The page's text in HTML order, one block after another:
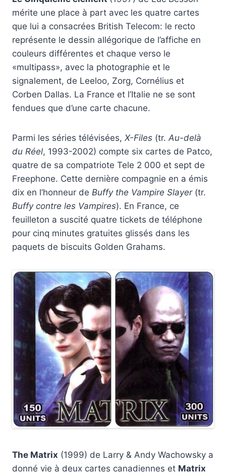
mérite une place à part avec les quatre cartes
que lui a consacrées British Telecom: le recto
représente le dessin allégorique de l’affiche en
couleurs différentes et chaque verso le
«multipass», avec la photographie et le
signalement, de Leeloo, Zorg, Cornélius et
Corben Dallas. La France et l’Italie ne se sont
fendues que d’une carte chacune.
Parmi les séries télévisées, X-Files (tr. Au-delà
du Réel, 1993-2002) compte six cartes de Patco,
quatre de sa compatriote Tele 2 000 et sept de
Freephone. Cette dernière compagnie en a émis
dix en l’honneur de Buffy the Vampire Slayer(tr.
Buffy contre les Vampires). En France, ce
feuilleton a suscité quatre tickets de téléphone
pour cinq minutes gratuites glissés dans les
paquets de biscuits Golden Grahams.
The Matrix (1999) de Larry & Andy Wachowsky a
donné vie à deux cartes canadiennes et Matrix